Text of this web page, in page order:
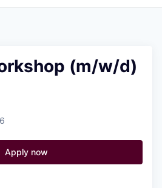
Jobs
(m/w/d)
Apply now